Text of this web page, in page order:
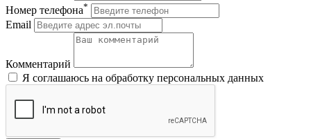
Номер телефона*
Email
Комментарий
Я соглашаюсь на обработку персональных данных